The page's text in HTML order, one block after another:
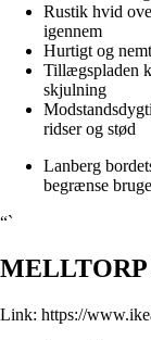
Rustik hvid
igennem
Hurtigt og
Tillægspladen
skjulning
ridser og stød
Lanberg
begrænse
“`
MELLTORP
Link: https://